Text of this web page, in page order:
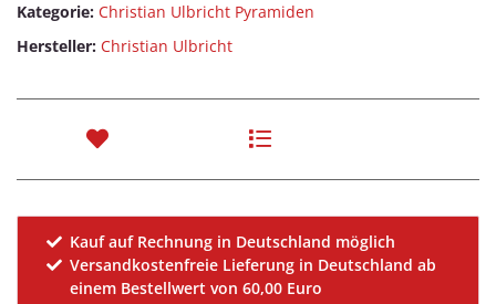
Kategorie: Christian Ulbricht Pyramiden
Hersteller: Christian Ulbricht
Kauf auf Rechnung in Deutschland möglich
Versandkostenfreie Lieferung in Deutschland ab
einem Bestellwert von 60,00 Euro